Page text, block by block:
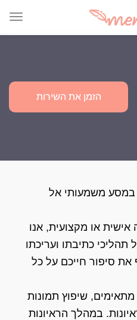
הזמן את השירות
במסע משמעותי אל
אישית או מקצועית, אנו
תהליכי כתיבתו ועריכתו
סיפור חייכם על כל
שיפוץ תמונות
במהלך הראיונות